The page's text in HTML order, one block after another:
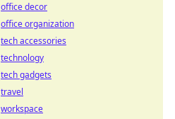
office decor
office organization
tech accessories
technology
tech gadgets
travel
workspace